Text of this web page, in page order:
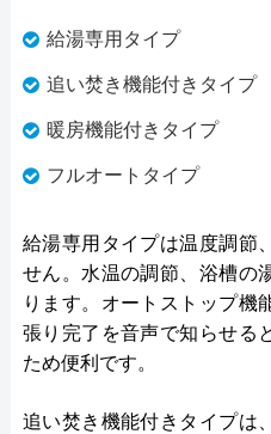
給湯専用タイプ
追い焚き機能付きタイプ
暖房機能付きタイプ
フルオートタイプ
給湯専用タイプは温度調節
せん。水温の調節、浴槽の
ります。オートストップ機
張り完了を音声で知らせる
ため便利です。
追い焚き機能付きタイプは